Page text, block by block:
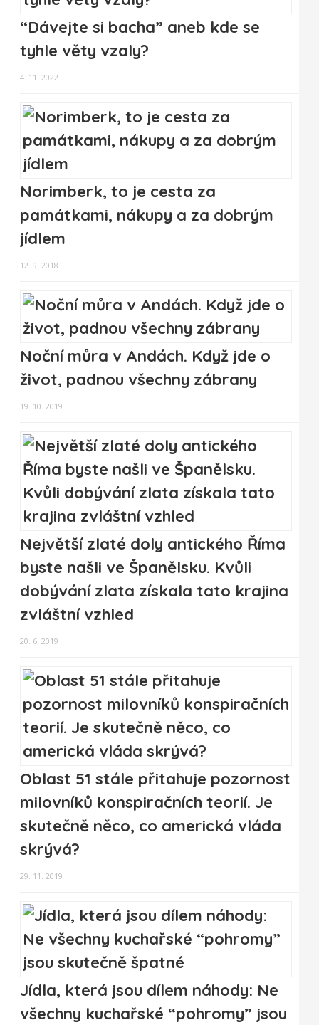
“Dávejte si bacha” aneb kde se
tyhle věty vzaly?
4. 11. 2022
Norimberk, to je cesta za
památkami, nákupy a za dobrým
jídlem
12. 9. 2018
Noční můra v Andách. Když jde o
život, padnou všechny zábrany
19. 10. 2019
Největší zlaté doly antického Říma
byste našli ve Španělsku. Kvůli
dobývání zlata získala tato krajina
zvláštní vzhled
20. 6. 2019
Oblast 51 stále přitahuje pozornost
milovníků konspiračních teorií. Je
skutečně něco, co americká vláda
skrývá?
29. 11. 2019
Jídla, která jsou dílem náhody: Ne
všechny kuchařské “pohromy” jsou